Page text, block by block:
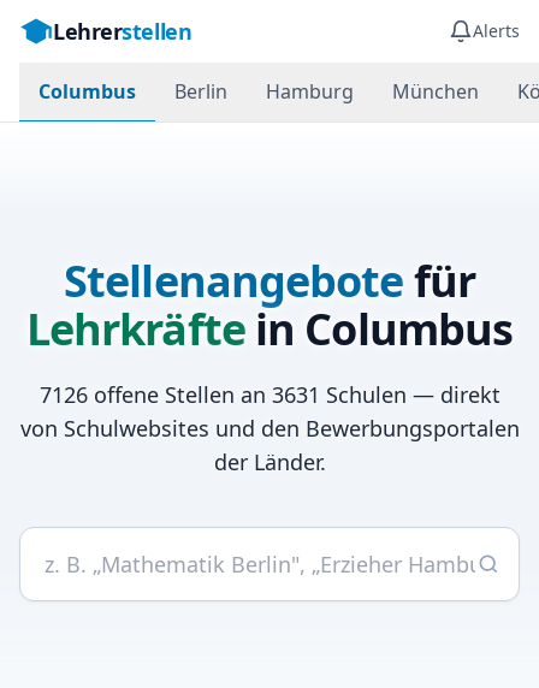
Lehrerstellen Alerts
Columbus Berlin Hamburg München
Stellenangebotefür
Lehrkräfte in Columbus
7126offene Stellen an 3631 Schulen — direkt
von Schulwebsites und den Bewerbungsportalen
der Länder.